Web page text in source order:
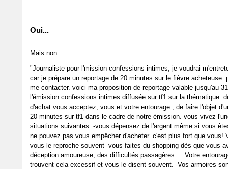
Oui...
Mais non.
"Journaliste pour l'mission confessions intimes, je voudrai
car je prépare un reportage de 20 minutes sur le fièvre acheteuse.
me contacter. voici ma proposition de reportage valable jusqu'au
l'émission confessions intimes diffusée sur tf1 sur la thématique:
d'achat vous acceptez, vous et votre entourage , de faire l'objet
20 minutes sur tf1 dans le cadre de notre émission. vous vivez
situations suivantes: -vous dépensez de l'argent même si vous
ne pouvez pas vous empêcher d'acheter. c'est plus fort que vous!
vous le reproche souvent -vous faites du shopping dès que vous
déception amoureuse, des difficultés passagères.... Votre
trouvent cela excessif et vous le disent souvent. -Vos armoires